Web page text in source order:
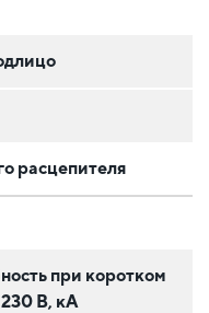
расцепителя
при коротком
В, кА